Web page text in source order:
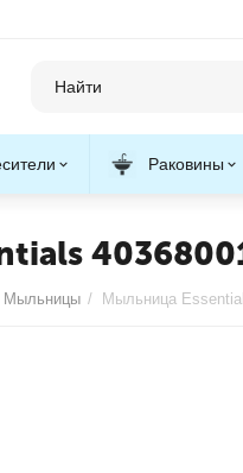
Раковины
Мыльницы / Мыльница